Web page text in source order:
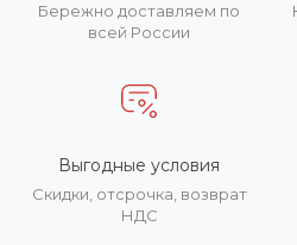
Бережно доставляем по
всей России
Выгодные условия
Скидки, отсрочка, возврат
НДС